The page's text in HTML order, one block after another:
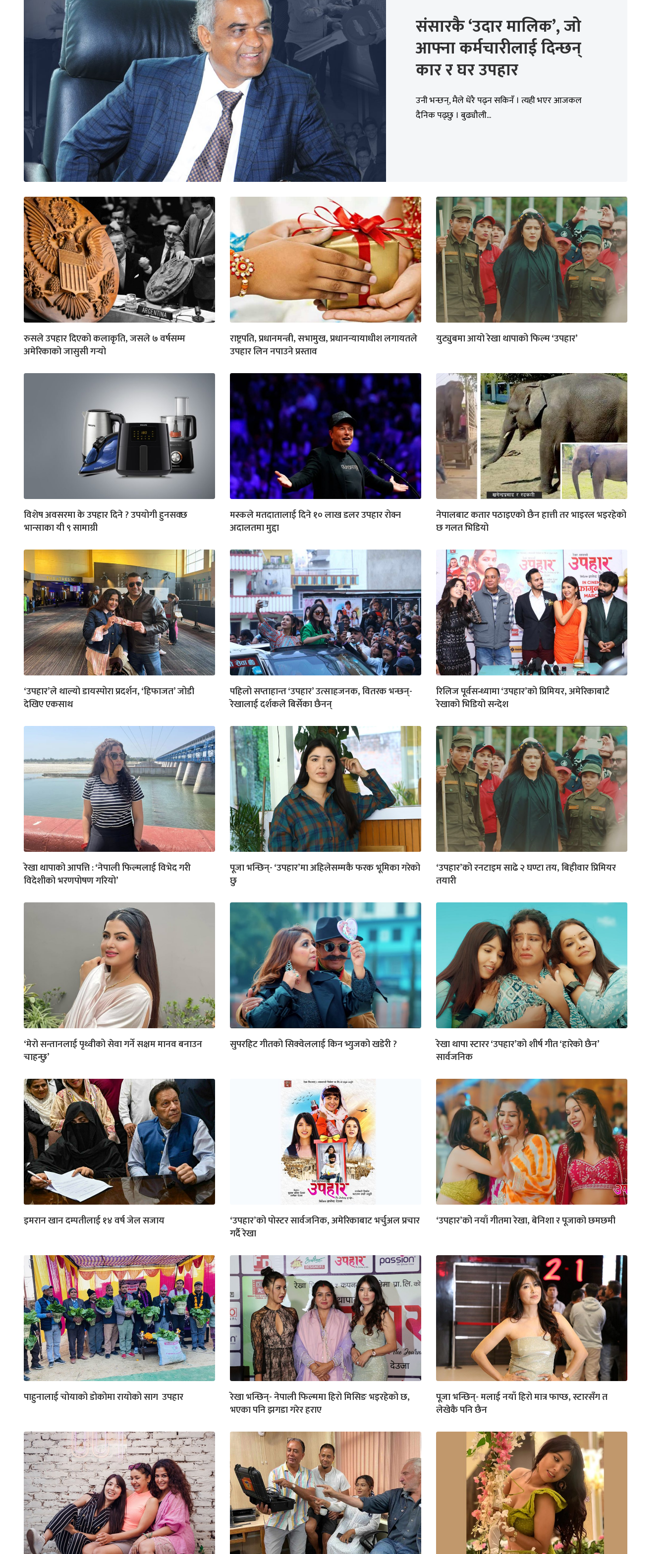
संसारकै ‘उदार मालिक’, जो
आफ्ना कर्मचारीलाई दिन्छन्
कार र घर उपहार
उनी भन्छन्, मैले धेरै पढ्न सकिनँ । त्यही भएर आजकल
दैनिक पढ्छु । बुढ्यौली...
रुसले उपहार दिएको कलाकृति, जसले ७ वर्षसम्म
अमेरिकाको जासुसी गर्‍यो
राष्ट्रपति, प्रधानमन्त्री, सभामुख, प्रधानन्यायाधीश लगायतले
उपहार लिन नपाउने प्रस्ताव
युट्युबमा आयो रेखा थापाको फिल्म ‘उपहार’
विशेष अवसरमा के उपहार दिने ? उपयोगी हुनसक्छ
भान्साका यी ९ सामाग्री
मस्कले मतदातालाई दिने १० लाख डलर उपहार रोक्न
अदालतमा मुद्दा
नेपालबाट कतार पठाइएको छैन हात्ती तर भाइरल भइरहेको
छ गलत भिडियो
‘उपहार’ले थाल्यो डायस्पोरा प्रदर्शन, ‘हिफाजत’ जोडी
देखिए एकसाथ
पहिलो सप्ताहान्त ‘उपहार’ उत्साहजनक, वितरक भन्छन्-
रेखालाई दर्शकले बिर्सेका छैनन्
रिलिज पूर्वसन्ध्यामा ‘उपहार’को प्रिमियर, अमेरिकाबाटै
रेखाको भिडियो सन्देश
रेखा थापाको आपत्ति : ‘नेपाली फिल्मलाई विभेद गरी
विदेशीको भरणपोषण गरियो’
पूजा भन्छिन्- ‘उपहार’मा अहिलेसम्मकै फरक भूमिका गरेको
छु
‘उपहार’को रनटाइम साढे २ घण्टा तय, बिहीवार प्रिमियर
तयारी
‘मेरो सन्तानलाई पृथ्वीको सेवा गर्ने सक्षम मानव बनाउन
चाहन्छु’
सुपरहिट गीतको सिक्वेललाई किन भ्युजको खडेरी ?
रेखा थापा स्टारर ‘उपहार’को शीर्ष गीत ‘हारेको छैन’
सार्वजनिक
इमरान खान दम्पतीलाई १४ वर्ष जेल सजाय
‘उपहार’को पोस्टर सार्वजनिक, अमेरिकाबाट भर्चुअल प्रचार
गर्दै रेखा
‘उपहार’को नयाँ गीतमा रेखा, बेनिशा र पूजाको छमछमी
पाहुनालाई चोयाको डोकोमा रायोको साग उपहार
रेखा भन्छिन्- नेपाली फिल्ममा हिरो मिसिङ भइरहेको छ,
भएका पनि झगडा गरेर हराए
पूजा भन्छिन्- मलाई नयाँ हिरो मात्र फाप्छ, स्टारसँग त
लेखेकै पनि छैन